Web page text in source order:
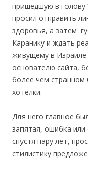
пришедшую в
просил отправить
здоровья, а затем
Каранику и ждать
живущему в Израиле
основателю сайта,
более чем странном
хотелки.
Для него главное
запятая, ошибка
спустя пару лет,
стилистику